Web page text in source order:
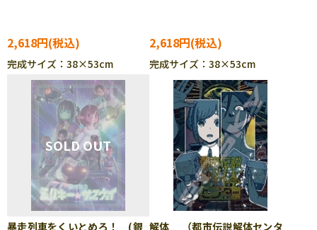
769
2,618円
完成サイズ：38×53cm
2,618円
完成サイズ：38×53cm
暴走列車をくいとめろ！ (銀 解体 （都市伝説解体センタ